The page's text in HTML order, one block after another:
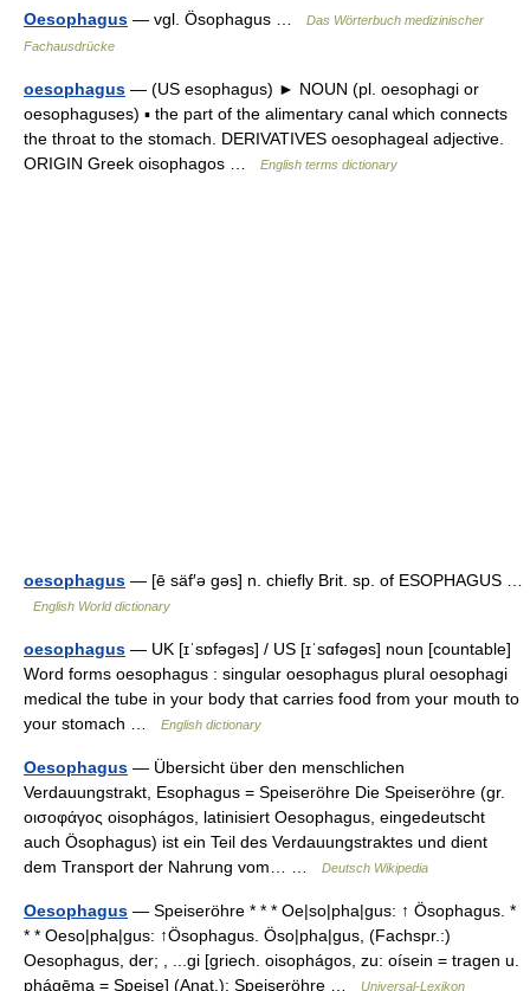
Oesophagus — vgl. Ösophagus …
Das Wörterbuch medizinischer
Fachausdrücke
oesophagus — (US esophagus) ► NOUN (pl. oesophagi or
oesophaguses) ▪ the part of the alimentary canal which connects
the throat to the stomach. DERIVATIVES oesophageal adjective.
ORIGIN Greek oisophagos …
English terms dictionary
oesophagus — [ē säf′ə gəs] n. chiefly Brit. sp. of ESOPHAGUS …
English World dictionary
oesophagus — UK [ɪˈsɒfəɡəs] / US [ɪˈsɑfəɡəs] noun [countable]
Word forms oesophagus : singular oesophagus plural oesophagi
medical the tube in your body that carries food from your mouth to
your stomach …
English dictionary
Oesophagus — Übersicht über den menschlichen
Verdauungstrakt, Esophagus = Speiseröhre Die Speiseröhre (gr.
οισοφάγος oisophágos, latinisiert Oesophagus, eingedeutscht
auch Ösophagus) ist ein Teil des Verdauungstraktes und dient
dem Transport der Nahrung vom… …
Deutsch Wikipedia
Oesophagus — Speiseröhre * * * Oe|so|pha|gus: ↑ Ösophagus. *
* * Oeso|pha|gus: ↑Ösophagus. Öso|pha|gus, (Fachspr.:)
Oesophagus, der; , ...gi [griech. oisophágos, zu: oísein = tragen u.
phágēma = Speise] (Anat.): Speiseröhre …
Universal-Lexikon